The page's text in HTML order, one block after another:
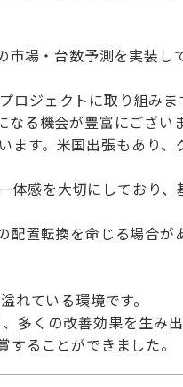
場・台数予測を実装し
ジェクトに取り組み
る機会が豊富にございま
す。米国出張もあり
感を大切にしており
置転換を命じる場合が
ている環境です。
多くの改善効果を生み
ることができました。